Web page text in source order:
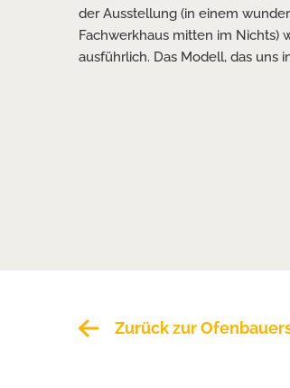
der Ausstellung (in einem
Fachwerkhaus mitten im Nichts)
ausführlich. Das Modell, das uns
Zurück zur